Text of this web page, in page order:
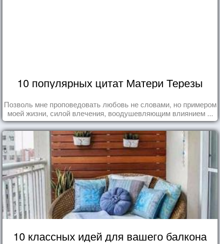
10 популярных цитат Матери Терезы
Позволь мне проповедовать любовь не словами, но примером
моей жизни, силой влечения, воодушевляющим влиянием ...
10 классных идей для вашего балкона